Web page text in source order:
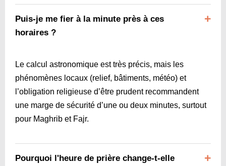
Puis-je me fier à la minute près à ces
horaires ?
Le calcul astronomique est très précis, mais les
phénomènes locaux (relief, bâtiments, météo) et
l’obligation religieuse d’être prudent recommandent
une marge de sécurité d’une ou deux minutes, surtout
pour Maghrib et Fajr.
Pourquoi l'heure de prière change-t-elle